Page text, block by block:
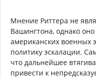
Мнение Риттера не
Вашингтона, однако
американских военных
политику эскалации.
что дальнейшее
привести к